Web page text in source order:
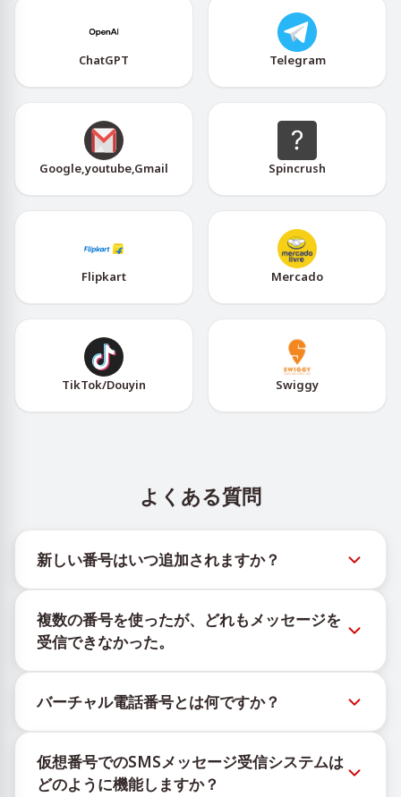
ChatGPT Telegram
Google,youtube,Gmail Spincrush
Flipkart Mercado
TikTok/Douyin Swiggy
よくある質問
新しい番号はいつ追加されますか？
@TigerSMSofficial_bot で確認できます。このチャン
ネルは最新の番号在庫にアクセスできるよう、タイム
リーな更新を提供します。
複数の番号を使ったが、どれもメッセージを
受信できなかった。
ことはできません。サービスのアルゴリズムにより、
一時的な番号へのメッセージ配信がさまざまな理由で
には、次の方法をお試しください：
バーチャル電話番号とは何ですか？
で、物理的なSIMカードやデバイスに紐づかず、固定
された地理的場所にも依存しません。主な機能は、
仮想番号でのSMSメッセージ受信システムは
どのように機能しますか？